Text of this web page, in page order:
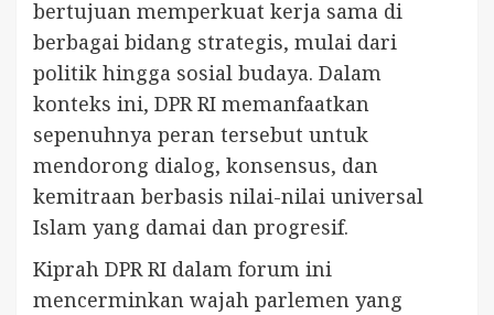
bertujuan memperkuat kerja sama di
berbagai bidang strategis, mulai dari
politik hingga sosial budaya. Dalam
konteks ini, DPR RI memanfaatkan
sepenuhnya peran tersebut untuk
mendorong dialog, konsensus, dan
kemitraan berbasis nilai-nilai universal
Islam yang damai dan progresif.
Kiprah DPR RI dalam forum ini
mencerminkan wajah parlemen yang